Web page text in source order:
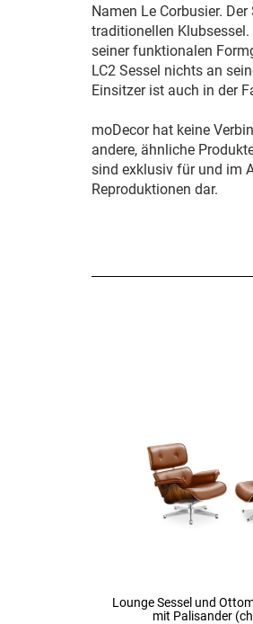
Namen Le Corbusier.
traditionellen
seiner funktionalen
LC2 Sessel nichts an
Einsitzer ist auch in der
moDecor hat keine
andere, ähnliche
sind exklusiv für und im
Reproduktionen dar.
Lounge Sessel und
mit Palisander